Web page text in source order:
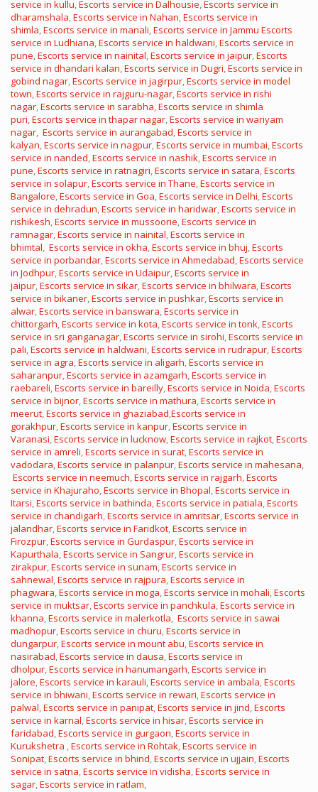
service in kullu,Escorts service in Dalhousie,Escorts service in
dharamshala,Escorts service in Nahan,Escorts service in
shimla,Escorts service in manali,Escorts service in Jammu Escorts
service in Ludhiana,Escorts service in haldwani,Escorts service in
pune,Escorts service in nainital,Escorts service in jaipur,Escorts
service in dhandari kalan,Escorts service in Dugri,Escorts service in
gobind nagar,Escorts service in jagirpur,Escorts service in model
town,Escorts service in rajguru-nagar,Escorts service in rishi
nagar,Escorts service in sarabha,Escorts service in shimla
puri,Escorts service in thapar nagar,Escorts service in wariyam
nagar, Escorts service in aurangabad,Escorts service in
kalyan,Escorts service in nagpur,Escorts service in mumbai,Escorts
service in nanded,Escorts service in nashik,Escorts service in
pune,Escorts service in ratnagiri,Escorts service in satara,Escorts
service in solapur,Escorts service in Thane,Escorts service in
Bangalore,Escorts service in Goa,Escorts service in Delhi,Escorts
service in dehradun,Escorts service in haridwar,Escorts service in
rishikesh,Escorts service in mussoorie,Escorts service in
ramnagar,Escorts service in nainital,Escorts service in
bhimtal, Escorts service in okha,Escorts service in bhuj,Escorts
service in porbandar,Escorts service in Ahmedabad,Escorts service
in Jodhpur,Escorts service in Udaipur,Escorts service in
jaipur,Escorts service in sikar,Escorts service in bhilwara,Escorts
service in bikaner,Escorts service in pushkar,Escorts service in
alwar,Escorts service in banswara,Escorts service in
chittorgarh,Escorts service in kota,Escorts service in tonk,Escorts
service in sri ganganagar,Escorts service in sirohi,Escorts service in
pali,Escorts service in haldwani,Escorts service in rudrapur,Escorts
service in agra,Escorts service in aligarh,Escorts service in
saharanpur,Escorts service in azamgarh,Escorts service in
raebareli,Escorts service in bareilly,Escorts service in Noida,Escorts
service in bijnor,Escorts service in mathura,Escorts service in
meerut,Escorts service in ghaziabad,Escorts service in
gorakhpur,Escorts service in kanpur,Escorts service in
Varanasi,Escorts service in lucknow,Escorts service in rajkot,Escorts
service in amreli,Escorts service in surat,Escorts service in
vadodara,Escorts service in palanpur,Escorts service in mahesana,
Escorts service in neemuch,Escorts service in rajgarh,Escorts
service in Khajuraho,Escorts service in Bhopal,Escorts service in
Itarsi,Escorts service in bathinda,Escorts service in patiala,Escorts
service in chandigarh,Escorts service in amritsar,Escorts service in
jalandhar,Escorts service in Faridkot,Escorts service in
Firozpur,Escorts service in Gurdaspur,Escorts service in
Kapurthala,Escorts service in Sangrur,Escorts service in
zirakpur,Escorts service in sunam,Escorts service in
sahnewal,Escorts service in rajpura,Escorts service in
phagwara,Escorts service in moga,Escorts service in mohali,Escorts
service in muktsar,Escorts service in panchkula,Escorts service in
khanna,Escorts service in malerkotla, Escorts service in sawai
madhopur,Escorts service in churu,Escorts service in
dungarpur,Escorts service in mount abu,Escorts service in
nasirabad,Escorts service in dausa,Escorts service in
dholpur,Escorts service in hanumangarh,Escorts service in
jalore,Escorts service in karauli,Escorts service in ambala,Escorts
service in bhiwani,Escorts service in rewari,Escorts service in
palwal,Escorts service in panipat,Escorts service in jind,Escorts
service in karnal,Escorts service in hisar,Escorts service in
faridabad,Escorts service in gurgaon,Escorts service in
Kurukshetra ,Escorts service in Rohtak,Escorts service in
Sonipat,Escorts service in bhind,Escorts service in ujjain,Escorts
service in satna,Escorts service in vidisha,Escorts service in
sagar,Escorts service in ratlam,